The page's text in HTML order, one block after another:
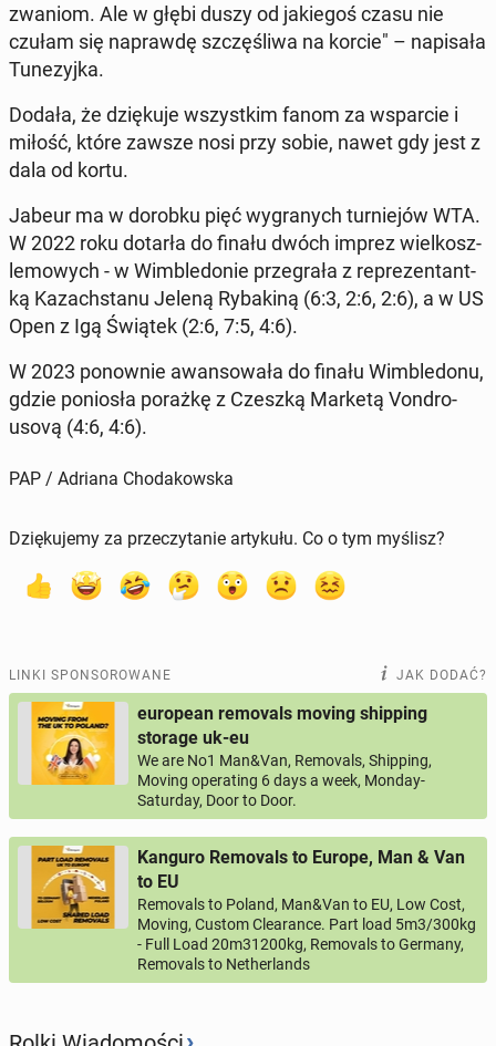
zwa­niom. Ale w głębi duszy od ja­kie­goś czasu nie
czułam się na­praw­dę szczę­śli­wa na korcie" – na­pi­sa­ła
Tu­ne­zyj­ka.
Dodała, że dzię­ku­je wszyst­kim fanom za wspar­cie i
miłość, które zawsze nosi przy sobie, nawet gdy jest z
dala od kortu.
Jabeur ma w dorobku pięć wy­gra­nych tur­nie­jów WTA.
W 2022 roku dotarła do finału dwóch imprez wiel­kosz­
le­mo­wych - w Wim­ble­do­nie prze­gra­ła z re­pre­zen­tant­
ką Ka­zach­sta­nu Jeleną Ry­ba­ki­ną (6:3, 2:6, 2:6), a w US
Open z Igą Świątek (2:6, 7:5, 4:6).
W 2023 po­now­nie awan­so­wa­ła do finału Wim­ble­do­nu,
gdzie po­nio­sła porażkę z Czeszką Marketą Von­dro­
uso­vą (4:6, 4:6).
PAP / Adriana Chodakowska
Dziękujemy za przeczytanie artykułu. Co o tym myślisz?
LINKI SPONSOROWANE JAK DODAĆ?
european removals moving shipping
storage uk-eu
We are No1 Man&Van, Removals, Shipping,
Moving operating 6 days a week, Monday-
Saturday, Door to Door.
Kanguro Removals to Europe, Man & Van
to EU
Removals to Poland, Man&Van to EU, Low Cost,
Moving, Custom Clearance. Part load 5m3/300kg
- Full Load 20m31200kg, Removals to Germany,
Removals to Netherlands